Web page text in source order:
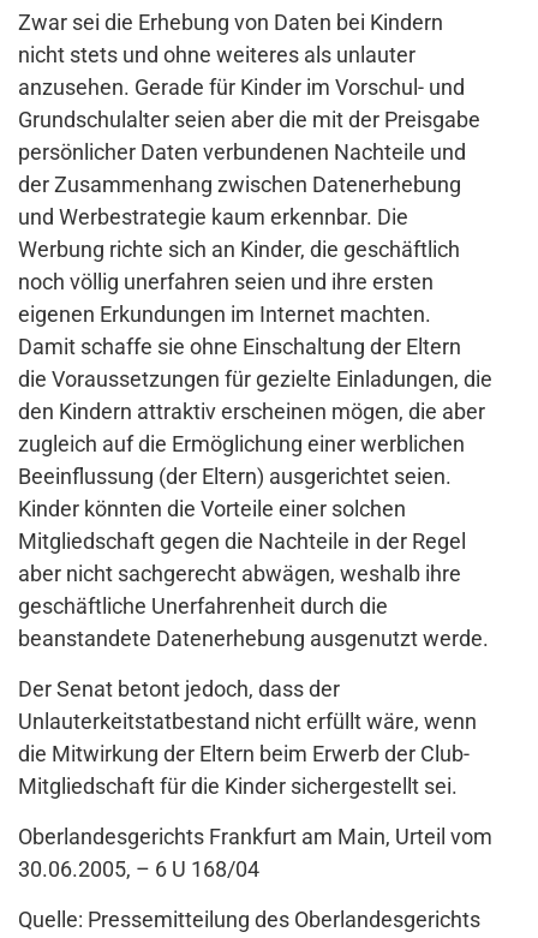
Zwar sei die Erhebung von Daten bei Kindern
nicht stets und ohne weiteres als unlauter
anzusehen. Gerade für Kinder im Vorschul- und
Grundschulalter seien aber die mit der Preisgabe
persönlicher Daten verbundenen Nachteile und
der Zusammenhang zwischen Datenerhebung
und Werbestrategie kaum erkennbar. Die
Werbung richte sich an Kinder, die geschäftlich
noch völlig unerfahren seien und ihre ersten
eigenen Erkundungen im Internet machten.
Damit schaffe sie ohne Einschaltung der Eltern
die Voraussetzungen für gezielte Einladungen, die
den Kindern attraktiv erscheinen mögen, die aber
zugleich auf die Ermöglichung einer werblichen
Beeinflussung (der Eltern) ausgerichtet seien.
Kinder könnten die Vorteile einer solchen
Mitgliedschaft gegen die Nachteile in der Regel
aber nicht sachgerecht abwägen, weshalb ihre
geschäftliche Unerfahrenheit durch die
beanstandete Datenerhebung ausgenutzt werde.
Der Senat betont jedoch, dass der
Unlauterkeitstatbestand nicht erfüllt wäre, wenn
die Mitwirkung der Eltern beim Erwerb der Club-
Mitgliedschaft für die Kinder sichergestellt sei.
Oberlandesgerichts Frankfurt am Main, Urteil vom
30.06.2005, – 6 U 168/04
Quelle: Pressemitteilung des Oberlandesgerichts